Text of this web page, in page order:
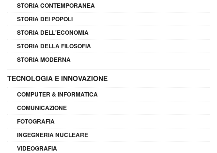
STORIA CONTEMPORANEA
STORIA DEI POPOLI
STORIA DELL'ECONOMIA
STORIA DELLA FILOSOFIA
STORIA MODERNA
TECNOLOGIA E INNOVAZIONE
COMPUTER & INFORMATICA
COMUNICAZIONE
FOTOGRAFIA
INGEGNERIA NUCLEARE
VIDEOGRAFIA